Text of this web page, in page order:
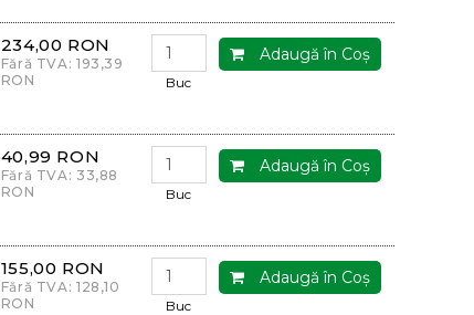
234,00 RON
Fără TVA: 193,39
RON
Adaugă în Coş
Buc
40,99 RON
Fără TVA: 33,88
RON
Adaugă în Coş
Buc
155,00 RON
Fără TVA: 128,10
RON
Adaugă în Coş
Buc